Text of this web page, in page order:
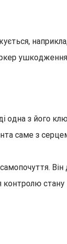
ушкодження
одна з його
саме з
стану